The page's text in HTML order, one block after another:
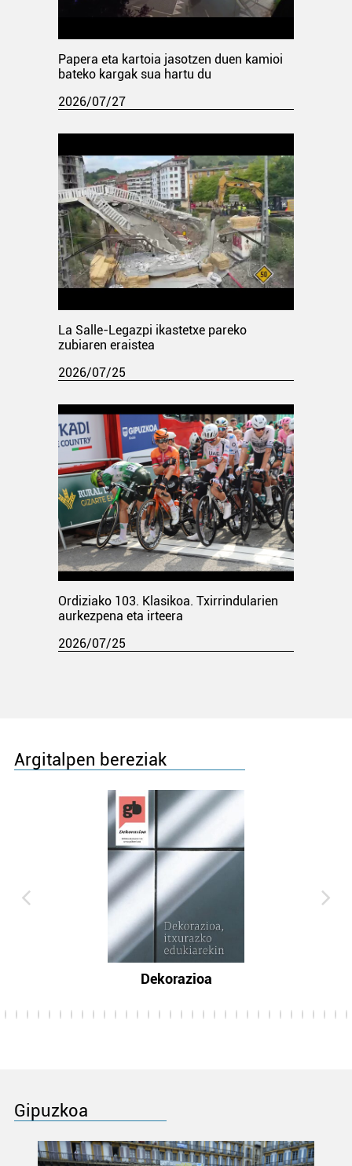
Papera eta kartoia jasotzen duen kamioi
bateko kargak sua hartu du
2026/07/27
La Salle-Legazpi ikastetxe pareko
zubiaren eraistea
2026/07/25
Ordiziako 103. Klasikoa. Txirrindularien
aurkezpena eta irteera
2026/07/25
Argitalpen bereziak
Dekorazioa
Gipuzkoa